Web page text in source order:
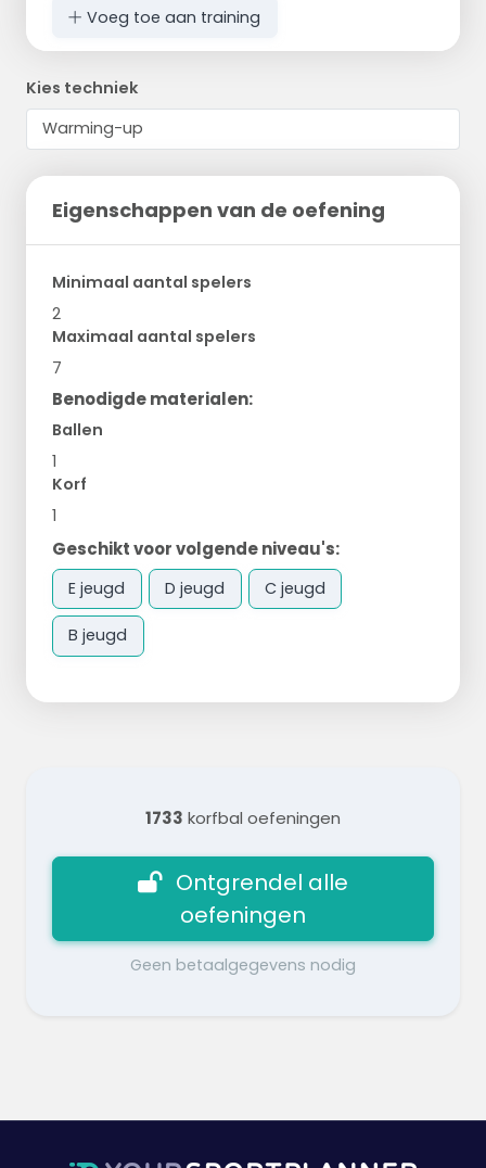
Voeg toe aan training
Kies techniek
Eigenschappen van de oefening
Minimaal aantal spelers
2
Maximaal aantal spelers
7
Benodigde materialen:
Ballen
1
Korf
1
Geschikt voor volgende niveau's:
E jeugd D jeugd C jeugd
B jeugd
1733 korfbal oefeningen
Ontgrendel alle
oefeningen
Geen betaalgegevens nodig